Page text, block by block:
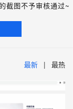
截图不予审核通过~
最新 最热